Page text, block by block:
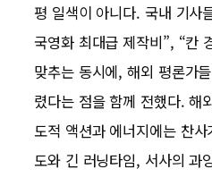
평 일색이 아니다. 국내 기사
국영화 최대급 제작비”, “칸
맞추는 동시에, 해외 평론가
렸다는 점을 함께 전했다. 해
도적 액션과 에너지에는 찬
도와 긴 러닝타임, 서사의 과